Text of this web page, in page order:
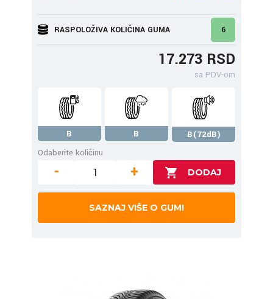
RASPOLOŽIVA KOLIČINA GUMA 6
17.273 RSD
sa PDV-om
B B
B(72dB)
Odaberite količinu
- +
SAZNAJ VIŠE O GUMI